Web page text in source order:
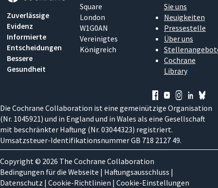
Zuverlässige
Evidenz
Informierte
Entscheidungen
Bessere
Gesundheit
Square
London
W1G0AN
Vereinigtes
Königreich
Sie uns
Neuigkeiten
Pressestelle
Über uns
Cochrane
Library
Die Cochrane Collaboration ist eine gemeinützige Organisation
(Nr. 1045921) und in England und in Wales als eine Gesellschaft
mit beschränkter Haftung (Nr. 03044323) registriert.
Umsatzsteuer-Identifikationsnummer GB 718 2127 49.
Copyright © 2026 The Cochrane Collaboration
Bedingungen für die Webseite | Haftungsausschluss |
Datenschutz | Cookie-Richtlinien | Cookie-Einstellungen